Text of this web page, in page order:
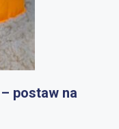
postaw na